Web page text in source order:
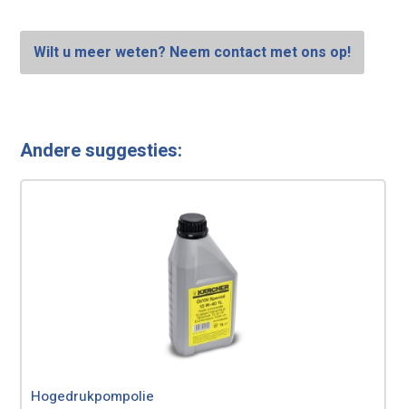
Wilt u meer weten? Neem contact met ons op!
Andere suggesties:
Hogedrukpompolie